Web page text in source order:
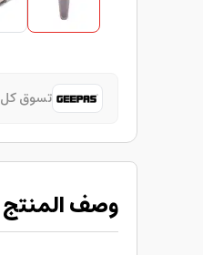
تسوق كل
وصف المنتج